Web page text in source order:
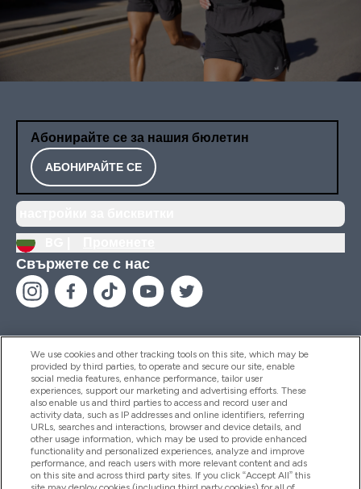
Абонирайте се за нашия бюлетин
АБОНИРАЙТЕ СЕ
Свържете се с нас
Помощ И Информация
Продукти
Информация За Компанията
We use cookies and other tracking tools on this site, which may be
provided by third parties, to operate and secure our site, enable
social media features, enhance performance, tailor user
experiences, support our marketing and advertising efforts. These
also enable us and third parties to access and record user and
activity data, such as IP addresses and online identifiers, referring
URLs, searches and interactions, browser and device details, and
other usage information, which may be used to provide enhanced
functionality and personalized experiences, analyze and improve
performance, and reach users with more relevant content and ads
on this site and across third party sites. If you click “Accept All” this